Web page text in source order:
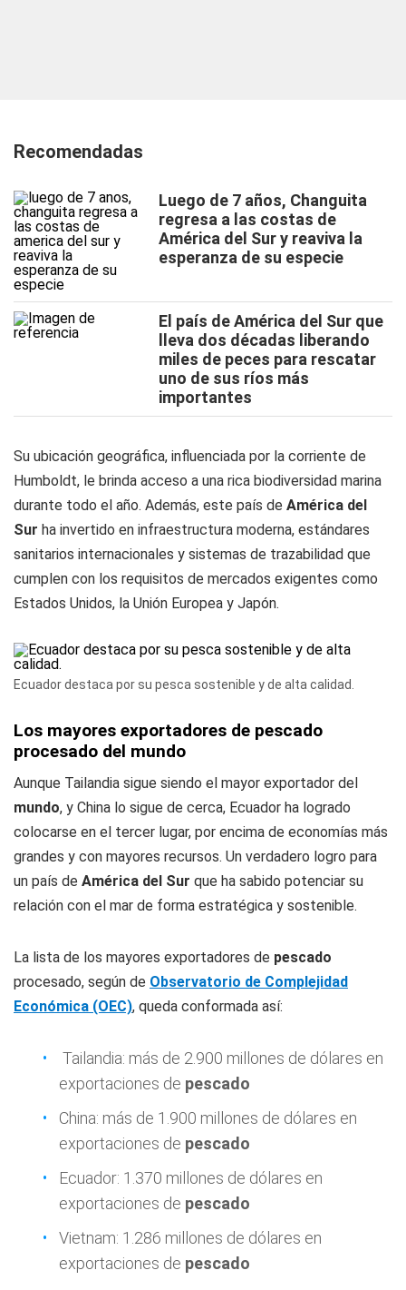
Recomendadas
Luego de 7 años, Changuita
regresa a las costas de
América del Sur y reaviva la
esperanza de su especie
El país de América del Sur que
lleva dos décadas liberando
miles de peces para rescatar
uno de sus ríos más
importantes
Su ubicación geográfica, influenciada por la corriente de
Humboldt, le brinda acceso a una rica biodiversidad marina
durante todo el año. Además, este país de América del
Sur ha invertido en infraestructura moderna, estándares
sanitarios internacionales y sistemas de trazabilidad que
cumplen con los requisitos de mercados exigentes como
Estados Unidos, la Unión Europea y Japón.
Ecuador destaca por su pesca sostenible y de alta calidad.
Los mayores exportadores de pescado
procesado del mundo
Aunque Tailandia sigue siendo el mayor exportador del
mundo, y China lo sigue de cerca, Ecuador ha logrado
colocarse en el tercer lugar, por encima de economías más
grandes y con mayores recursos. Un verdadero logro para
un país de América del Sur que ha sabido potenciar su
relación con el mar de forma estratégica y sostenible.
La lista de los mayores exportadores de pescado
procesado, según de Observatorio de Complejidad
Económica (OEC), queda conformada así:
Tailandia: más de 2.900 millones de dólares en
exportaciones de pescado
China: más de 1.900 millones de dólares en
exportaciones de pescado
Ecuador: 1.370 millones de dólares en
exportaciones de pescado
Vietnam: 1.286 millones de dólares en
exportaciones de pescado